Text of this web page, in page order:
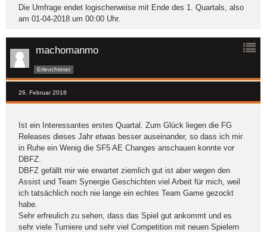
Die Umfrage endet logischerweise mit Ende des 1. Quartals, also
am 01-04-2018 um 00:00 Uhr.
machomanmo
Erleuchteter
26. Februar 2018
Ist ein Interessantes erstes Quartal. Zum Glück liegen die FG
Releases dieses Jahr etwas besser auseinander, so dass ich mir
in Ruhe ein Wenig die SF5 AE Changes anschauen konnte vor
DBFZ.
DBFZ gefällt mir wie erwartet ziemlich gut ist aber wegen den
Assist und Team Synergie Geschichten viel Arbeit für mich, weil
ich tatsächlich noch nie lange ein echtes Team Game gezockt
habe.
Sehr erfreulich zu sehen, dass das Spiel gut ankommt und es
sehr viele Turniere und sehr viel Competition mit neuen Spielern